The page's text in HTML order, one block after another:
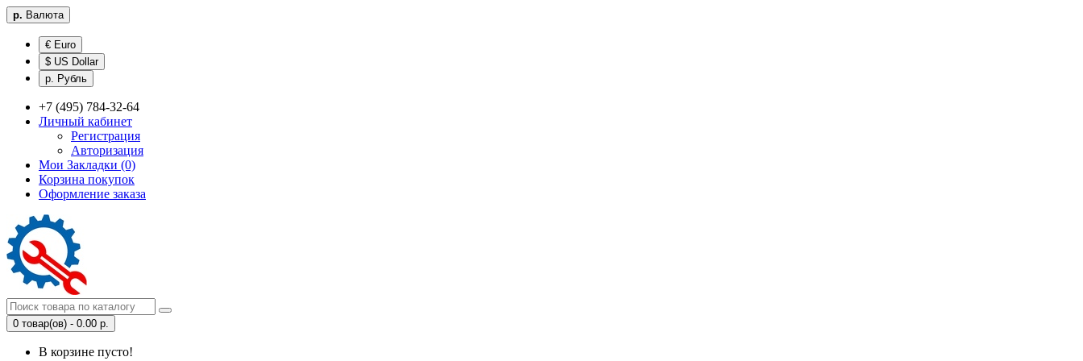
р. Валюта
€ Euro
$ US Dollar
р. Рубль
+7 (495) 784-32-64
Личный кабинет
Регистрация
Авторизация
Мои Закладки (0)
Корзина покупок
Оформление заказа
0 товар(ов) - 0.00 р.
В корзине пусто!